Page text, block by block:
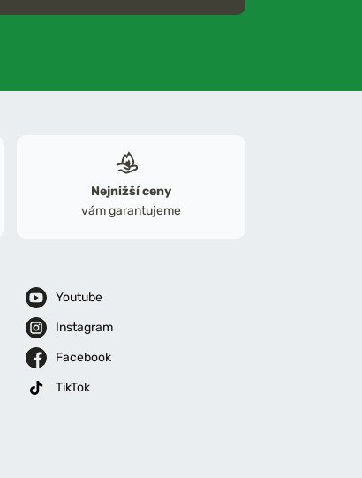
Nejnižší ceny
vám garantujeme
Youtube
Instagram
Facebook
TikTok